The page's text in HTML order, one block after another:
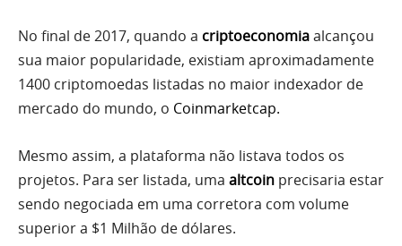
No final de 2017, quando a criptoeconomiaalcançou
sua maior popularidade, existiam aproximadamente
1400 criptomoedas listadas no maior indexador de
mercado do mundo, o Coinmarketcap.
Mesmo assim, a plataforma não listava todos os
projetos. Para ser listada, uma altcoin precisaria estar
sendo negociada em uma corretora com volume
superior a $1 Milhão de dólares.